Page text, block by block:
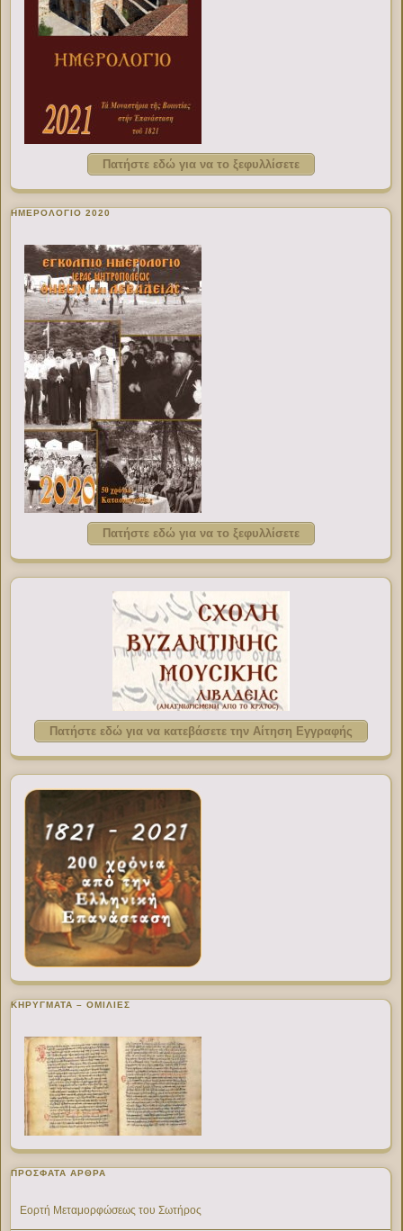
Πατήστε εδώ για να το ξεφυλλίσετε
ΗΜΕΡΟΛΟΓΙΟ 2020
Πατήστε εδώ για να το ξεφυλλίσετε
Πατήστε εδώ για να κατεβάσετε την Αίτηση Εγγραφής
ΚΗΡΥΓΜΑΤΑ – ΟΜΙΛΙΕΣ
ΠΡΌΣΦΑΤΑ ΆΡΘΡΑ
Εορτή Μεταμορφώσεως του Σωτήρος